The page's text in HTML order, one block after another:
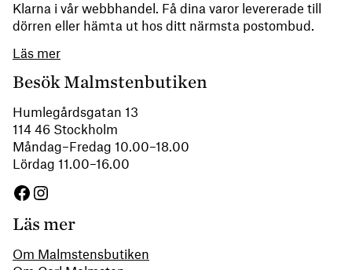
Klarna i vår webbhandel. Få dina varor levererade till
dörren eller hämta ut hos ditt närmsta postombud.
Läs mer
Besök Malmstenbutiken
Humlegårdsgatan 13
114 46 Stockholm
Måndag–Fredag 10.00–18.00
Lördag 11.00–16.00
Facebook
Instagram
Läs mer
Om Malmstensbutiken